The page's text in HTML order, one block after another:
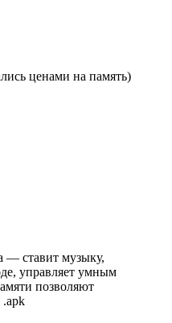
ценами на память)
— ставит музыку,
управляет умным
позволяют